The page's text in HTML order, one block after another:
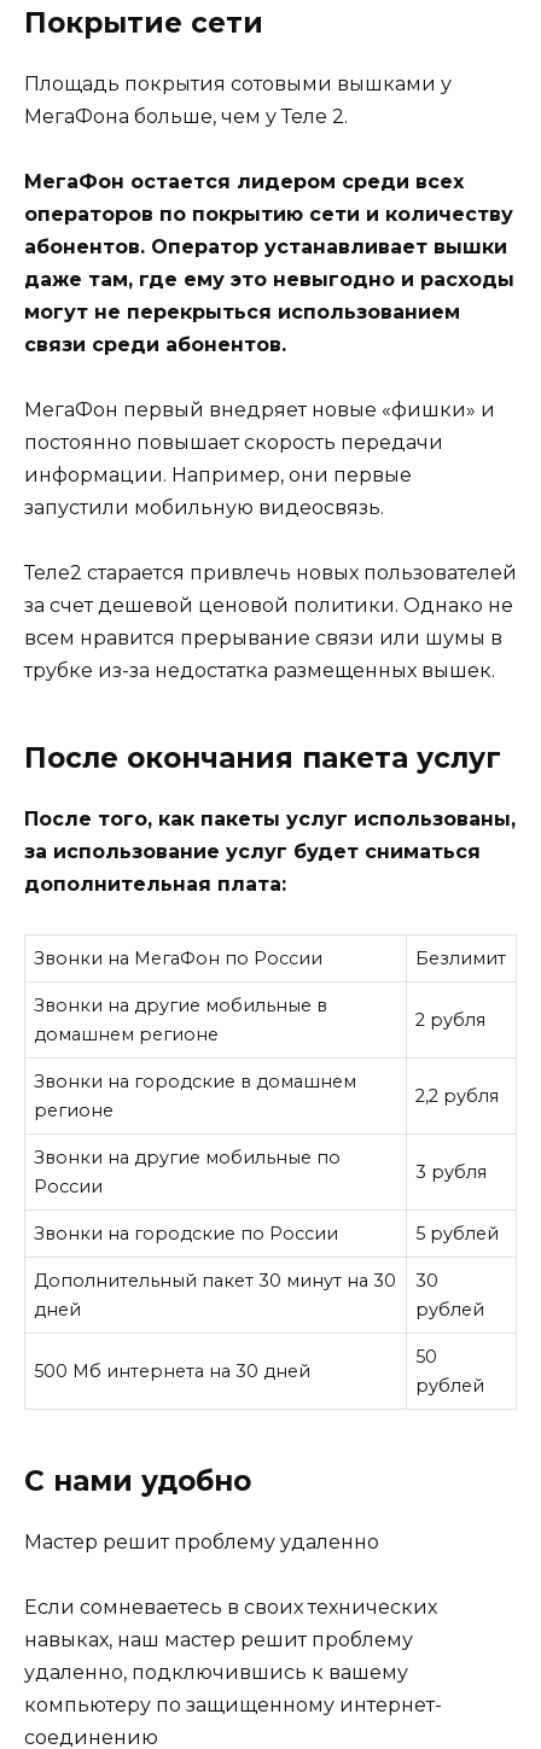
Покрытие сети
Площадь покрытия сотовыми вышками у
МегаФона больше, чем у Теле 2.
МегаФон остается лидером среди всех
операторов по покрытию сети и количеству
абонентов. Оператор устанавливает вышки
даже там, где ему это невыгодно и расходы
могут не перекрыться использованием
связи среди абонентов.
МегаФон первый внедряет новые «фишки» и
постоянно повышает скорость передачи
информации. Например, они первые
запустили мобильную видеосвязь.
Теле2 старается привлечь новых пользователей
за счет дешевой ценовой политики. Однако не
всем нравится прерывание связи или шумы в
трубке из-за недостатка размещенных вышек.
После окончания пакета услуг
После того, как пакеты услуг использованы,
за использование услуг будет сниматься
дополнительная плата:
Звонки на МегаФон по России Безлимит
Звонки на другие мобильные в
домашнем регионе
2 рубля
Звонки на городские в домашнем
регионе
2,2 рубля
Звонки на другие мобильные по
России
3 рубля
Звонки на городские по России 5 рублей
Дополнительный пакет 30 минут на 30
дней
30
рублей
500 Мб интернета на 30 дней
50
рублей
С нами удобно
Мастер решит проблему удаленно
Если сомневаетесь в своих технических
навыках, наш мастер решит проблему
удаленно, подключившись к вашему
компьютеру по защищенному интернет-
соединению